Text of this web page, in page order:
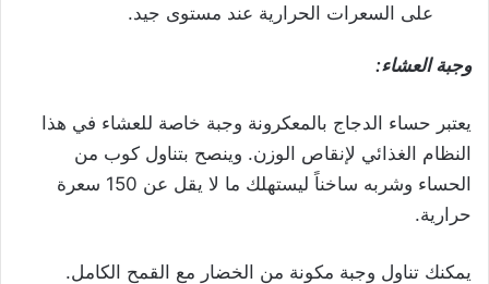
على السعرات الحرارية عند مستوى جيد.
وجبة العشاء:
يعتبر حساء الدجاج بالمعكرونة وجبة خاصة للعشاء في هذا
النظام الغذائي لإنقاص الوزن. وينصح بتناول كوب من
الحساء وشربه ساخناً ليستهلك ما لا يقل عن 150 سعرة
حرارية.
يمكنك تناول وجبة مكونة من الخضار مع القمح الكامل.